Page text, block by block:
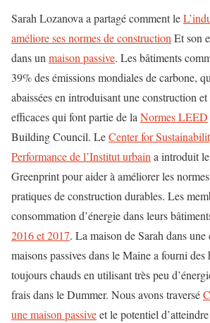
Sarah Lozanova a partagé comment le
améliore ses normes de construction Et son
dans un maison passive. Les bâtiments
39% des émissions mondiales de carbone,
abaissées en introduisant une construction
efficaces qui font partie de la Normes LEED
Building Council. LeCenter for
Performance de l’Institut urbain a introduit
Greenprint pour aider à améliorer les
pratiques de construction durables. Les
consommation d’énergie dans leurs
2016 et 2017. La maison de Sarah dans
maisons passives dans le Maine a fourni des
toujours chauds en utilisant très peu
frais dans le Dummer. Nous avons traversé
une maison passiveet le potentiel